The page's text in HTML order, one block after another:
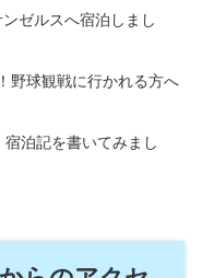
ゼルスへ宿泊しまし
野球観戦に行かれる方へ
泊記を書いてみまし